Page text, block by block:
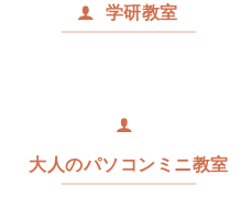
学研教室
大人のパソコンミニ教室